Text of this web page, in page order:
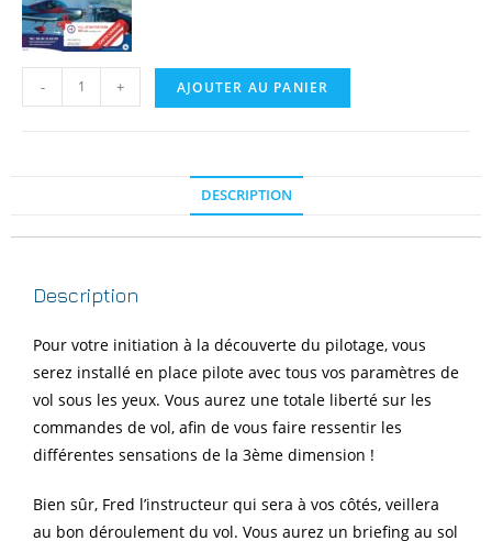
- + AJOUTER AU PANIER
DESCRIPTION
Description
Pour votre initiation à la découverte du pilotage, vous
serez installé en place pilote avec tous vos paramètres de
vol sous les yeux. Vous aurez une totale liberté sur les
commandes de vol, afin de vous faire ressentir les
différentes sensations de la 3ème dimension !
Bien sûr, Fred l’instructeur qui sera à vos côtés, veillera
au bon déroulement du vol. Vous aurez un briefing au sol